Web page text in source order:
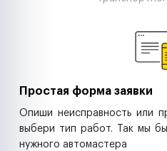
Простая форма заявки
Опиши неисправность или
выбери тип работ. Так мы
нужного автомастера